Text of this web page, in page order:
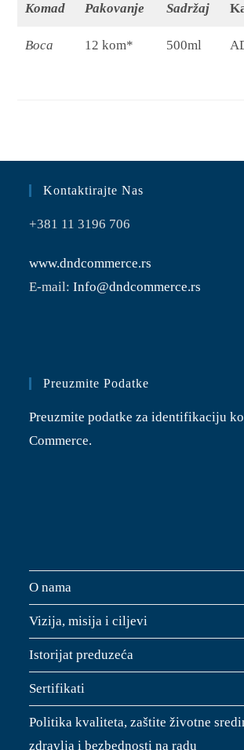
Komad Pakovanje Sadržaj
Boca 12 kom* 500ml
Kontaktirajte Nas
+381 11 3196 706
www.dndcommerce.rs
E-mail:Info@dndcommerce.rs
Preuzmite Podatke
Preuzmite podatke za identifikaciju
Commerce.
O nama
Vizija, misija i ciljevi
Istorijat preduzeća
Sertifikati
Politika kvaliteta, zaštite životne
zdravlja i bezbednosti na radu